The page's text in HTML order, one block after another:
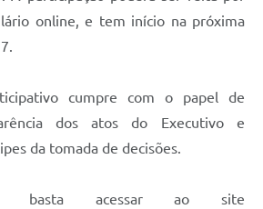
online, e tem início na próxima
cumpre com o papel de
dos atos do Executivo e
da tomada de decisões.
basta acessar ao site